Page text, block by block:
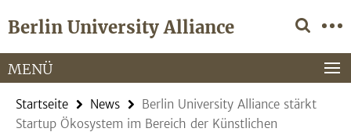
direkt
Inhalt
Berlin University Alliance
Service-
Navigation
MENÜ
Startseite News
Berlin University Alliance stärkt
Startup Ökosystem im Bereich der Künstlichen